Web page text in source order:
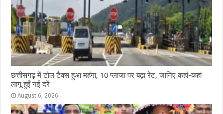
छत्तीसगढ़ में टोल टैक्स हुआ महंगा, 10 प्लाजा पर बढ़ा रेट, जानिए कहां-कहां
लागू हुईं नई दरें
August 6, 2026